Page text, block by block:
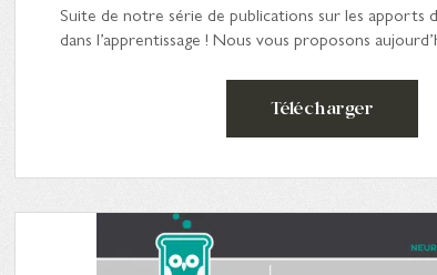
Suite de notre série de publications sur les apports
dans l’apprentissage ! Nous vous proposons
Télécharger